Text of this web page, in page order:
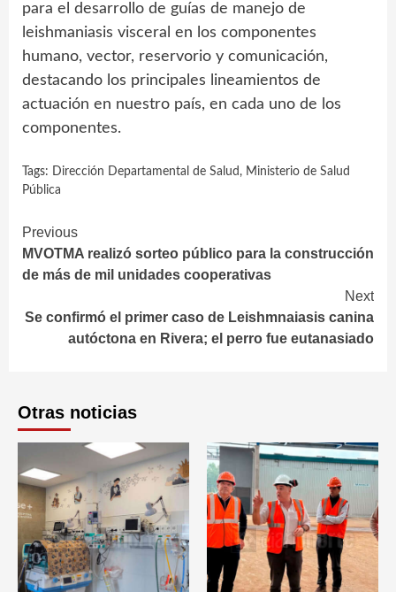
para el desarrollo de guías de manejo de
leishmaniasis visceral en los componentes
humano, vector, reservorio y comunicación,
destacando los principales lineamientos de
actuación en nuestro país, en cada uno de los
componentes.
Tags: Dirección Departamental de Salud , Ministerio de Salud
Pública
Continue
Reading
Previous
MVOTMA realizó sorteo público para la construcción
de más de mil unidades cooperativas
Next
Se confirmó el primer caso de Leishmnaiasis canina
autóctona en Rivera; el perro fue eutanasiado
Otras noticias